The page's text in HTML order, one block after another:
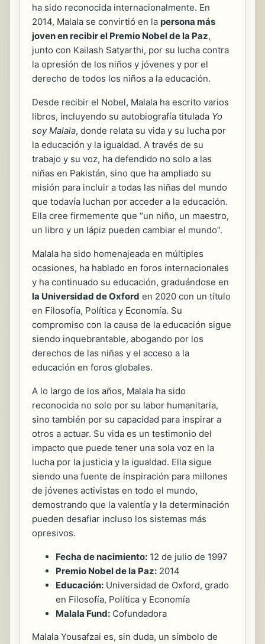
ha sido reconocida internacionalmente. En
2014, Malala se convirtió en la persona más
joven en recibir el Premio Nobel de la Paz,
junto con Kailash Satyarthi, por su lucha contra
la opresión de los niños y jóvenes y por el
derecho de todos los niños a la educación.
Desde recibir el Nobel, Malala ha escrito varios
libros, incluyendo su autobiografía titulada Yo
soy Malala, donde relata su vida y su lucha por
la educación y la igualdad. A través de su
trabajo y su voz, ha defendido no solo a las
niñas en Pakistán, sino que ha ampliado su
misión para incluir a todas las niñas del mundo
que todavía luchan por acceder a la educación.
Ella cree firmemente que “un niño, un maestro,
un libro y un lápiz pueden cambiar el mundo”.
Malala ha sido homenajeada en múltiples
ocasiones, ha hablado en foros internacionales
y ha continuado su educación, graduándose en
la Universidad de Oxford en 2020 con un título
en Filosofía, Política y Economía. Su
compromiso con la causa de la educación sigue
siendo inquebrantable, abogando por los
derechos de las niñas y el acceso a la
educación en foros globales.
A lo largo de los años, Malala ha sido
reconocida no solo por su labor humanitaria,
sino también por su capacidad para inspirar a
otros a actuar. Su vida es un testimonio del
impacto que puede tener una sola voz en la
lucha por la justicia y la igualdad. Ella sigue
siendo una fuente de inspiración para millones
de jóvenes activistas en todo el mundo,
demostrando que la valentía y la determinación
pueden desafiar incluso los sistemas más
opresivos.
Fecha de nacimiento: 12 de julio de 1997
Premio Nobel de la Paz: 2014
Educación: Universidad de Oxford, grado
en Filosofía, Política y Economía
Malala Fund: Cofundadora
Malala Yousafzai es, sin duda, un símbolo de